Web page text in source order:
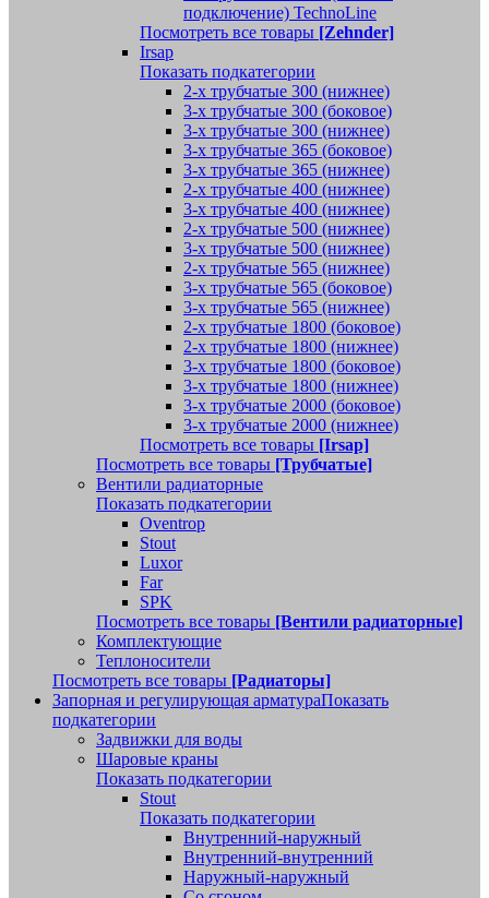
подключение) TechnoLine
Посмотреть все товары [Zehnder]
Irsap
Показать подкатегории
2-х трубчатые 300 (нижнее)
3-х трубчатые 300 (боковое)
3-х трубчатые 300 (нижнее)
3-х трубчатые 365 (боковое)
3-х трубчатые 365 (нижнее)
2-х трубчатые 400 (нижнее)
3-х трубчатые 400 (нижнее)
2-х трубчатые 500 (нижнее)
3-х трубчатые 500 (нижнее)
2-х трубчатые 565 (нижнее)
3-х трубчатые 565 (боковое)
3-х трубчатые 565 (нижнее)
2-х трубчатые 1800 (боковое)
2-х трубчатые 1800 (нижнее)
3-х трубчатые 1800 (боковое)
3-х трубчатые 1800 (нижнее)
3-х трубчатые 2000 (боковое)
3-х трубчатые 2000 (нижнее)
Посмотреть все товары [Irsap]
Посмотреть все товары [Трубчатые]
Вентили радиаторные
Показать подкатегории
Oventrop
Stout
Luxor
Far
SPK
Посмотреть все товары [Вентили радиаторные]
Комплектующие
Теплоносители
Посмотреть все товары [Радиаторы]
Запорная и регулирующая арматураПоказать
подкатегории
Задвижки для воды
Шаровые краны
Показать подкатегории
Stout
Показать подкатегории
Внутренний-наружный
Внутренний-внутренний
Наружный-наружный